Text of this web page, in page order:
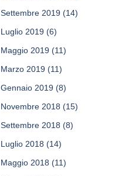
Settembre 2019 (14)
Luglio 2019 (6)
Maggio 2019 (11)
Marzo 2019 (11)
Gennaio 2019 (8)
Novembre 2018 (15)
Settembre 2018 (8)
Luglio 2018 (14)
Maggio 2018 (11)